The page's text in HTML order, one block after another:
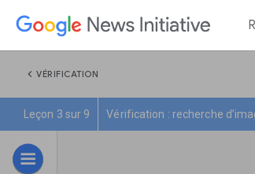
chevron_left VÉRIFICATION
Leçon 3 sur 9 Vérification : recherche